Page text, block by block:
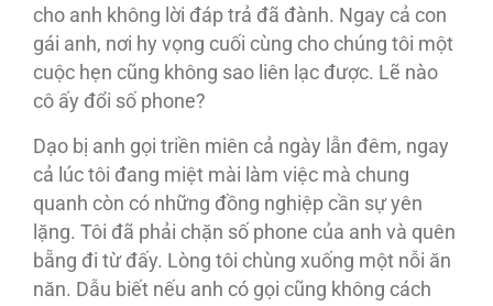
cho anh không lời đáp trả đã đành. Ngay cả con
gái anh, nơi hy vọng cuối cùng cho chúng tôi một
cuộc hẹn cũng không sao liên lạc được. Lẽ nào
cô ấy đổi số phone?
Dạo bị anh gọi triền miên cả ngày lẫn đêm, ngay
cả lúc tôi đang miệt mài làm việc mà chung
quanh còn có những đồng nghiệp cần sự yên
lặng. Tôi đã phải chặn số phone của anh và quên
bẵng đi từ đấy. Lòng tôi chùng xuống một nỗi ăn
năn. Dẫu biết nếu anh có gọi cũng không cách